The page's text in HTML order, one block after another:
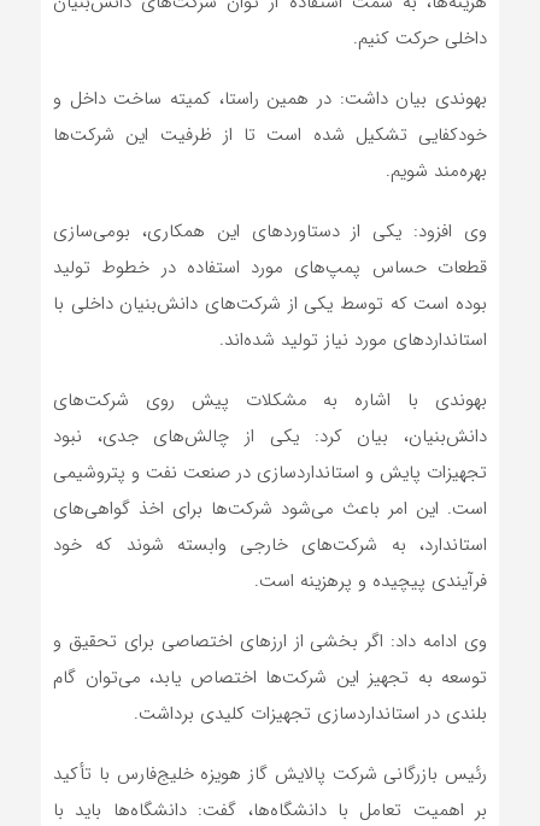
داخلی حرکت کنیم.
بهوندی بیان داشت: در همین راستا، کمیته ساخت داخل و
خودکفایی تشکیل شده است تا از ظرفیت این شرکت‌ها
بهره‌مند شویم.
وی افزود: یکی از دستاوردهای این همکاری، بومی‌سازی
قطعات حساس پمپ‌های مورد استفاده در خطوط تولید
بوده است که توسط یکی از شرکت‌های دانش‌بنیان داخلی با
استانداردهای مورد نیاز تولید شده‌اند.
بهوندی با اشاره به مشکلات پیش روی شرکت‌های
دانش‌بنیان، بیان کرد: یکی از چالش‌های جدی، نبود
تجهیزات پایش و استانداردسازی در صنعت نفت و پتروشیمی
است. این امر باعث می‌شود شرکت‌ها برای اخذ گواهی‌های
استاندارد، به شرکت‌های خارجی وابسته شوند که خود
فرآیندی پیچیده و پرهزینه است.
وی ادامه داد: اگر بخشی از ارزهای اختصاصی برای تحقیق و
توسعه به تجهیز این شرکت‌ها اختصاص یابد، می‌توان گام
بلندی در استانداردسازی تجهیزات کلیدی برداشت.
رئیس بازرگانی شرکت پالایش گاز هویزه خلیج‌فارس با تأکید
بر اهمیت تعامل با دانشگاه‌ها، گفت: دانشگاه‌ها باید با